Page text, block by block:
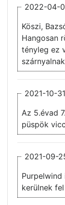
2022-04-
Köszi,
Hangosan
tényleg ez
2021-10-
Az 5.évad
2021-09-
kerülnek